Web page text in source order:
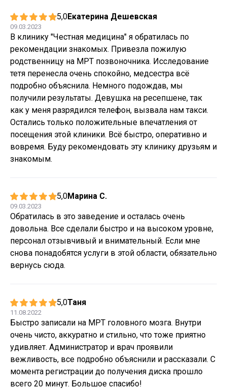
5,0Екатерина Дешевская
09.03.2023
В клинику "Честная медицина" я обратилась по
рекомендации знакомых. Привезла пожилую
родственницу на МРТ позвоночника. Исследование
тетя перенесла очень спокойно, медсестра всё
подробно объяснила. Немного подождав, мы
получили результаты. Девушка на ресепшене, так
как у меня разрядился телефон, вызвала нам такси.
Остались только положительные впечатления от
посещения этой клиники. Всё быстро, оперативно и
вовремя. Буду рекомендовать эту клинику друзьям и
знакомым.
5,0Марина С.
09.03.2023
Обратилась в это заведение и осталась очень
довольна. Все сделали быстро и на высоком уровне,
персонал отзывчивый и внимательный. Если мне
снова понадобятся услуги в этой области, обязательно
вернусь сюда.
5,0Таня
11.08.2022
Быстро записали на МРТ головного мозга. Внутри
очень чисто, аккуратно и стильно, что тоже приятно
удивляет. Администратор и врач проявили
вежливость, все подробно объяснили и рассказали. С
момента регистрации до получения диска прошло
всего 20 минут. Большое спасибо!